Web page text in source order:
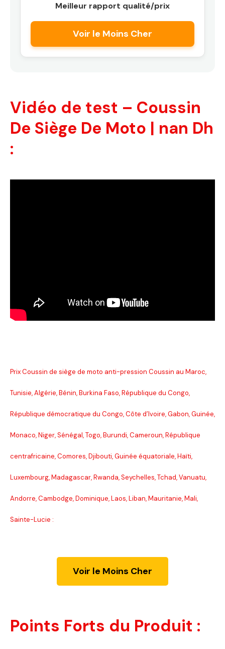
Meilleur rapport qualité/prix
Voir le Moins Cher
Vidéo de test – Coussin
De Siège De Moto | nan Dh
:
Prix Coussin de siège de moto anti-pression Coussin au Maroc,
Tunisie, Algérie, Bénin, Burkina Faso, République du Congo,
République démocratique du Congo, Côte d’Ivoire, Gabon, Guinée,
Monaco, Niger, Sénégal, Togo, Burundi, Cameroun, République
centrafricaine, Comores, Djibouti, Guinée équatoriale, Haïti,
Luxembourg, Madagascar, Rwanda, Seychelles, Tchad, Vanuatu,
Andorre, Cambodge, Dominique, Laos, Liban, Mauritanie, Mali,
Sainte-Lucie :
Voir le Moins Cher
Points Forts du Produit :